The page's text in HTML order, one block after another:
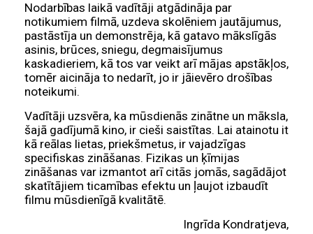
Nodarbības laikā vadītāji atgādināja par
notikumiem filmā, uzdeva skolēniem jautājumus,
pastāstīja un demonstrēja, kā gatavo mākslīgās
asinis, brūces, sniegu, degmaisījumus
kaskadieriem, kā tos var veikt arī mājas apstākļos,
tomēr aicināja to nedarīt, jo ir jāievēro drošības
noteikumi.
Vadītāji uzsvēra, ka mūsdienās zinātne un māksla,
šajā gadījumā kino, ir cieši saistītas. Lai atainotu it
kā reālas lietas, priekšmetus, ir vajadzīgas
specifiskas zināšanas. Fizikas un ķīmijas
zināšanas var izmantot arī citās jomās, sagādājot
skatītājiem ticamības efektu un ļaujot izbaudīt
filmu mūsdienīgā kvalitātē.
Ingrīda Kondratjeva,